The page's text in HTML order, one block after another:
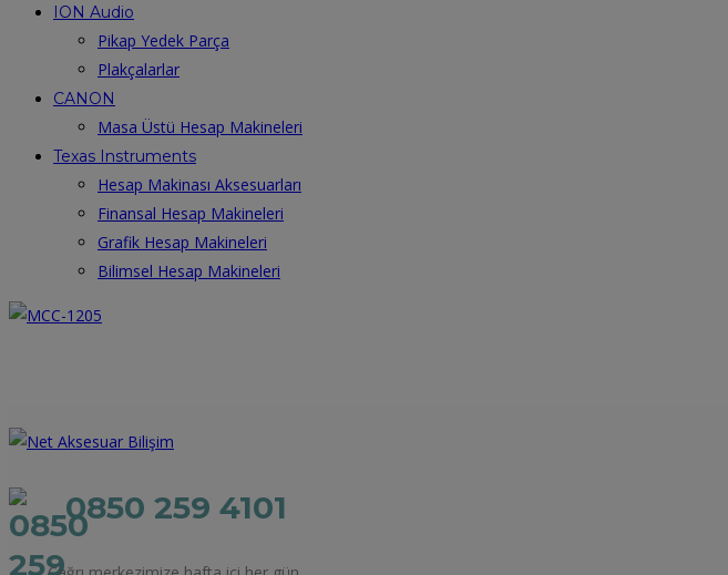
ION Audio
Pikap Yedek Parça
Plakçalarlar
CANON
Masa Üstü Hesap Makineleri
Texas Instruments
Hesap Makinası Aksesuarları
Finansal Hesap Makineleri
Grafik Hesap Makineleri
Bilimsel Hesap Makineleri
0850 259 4101